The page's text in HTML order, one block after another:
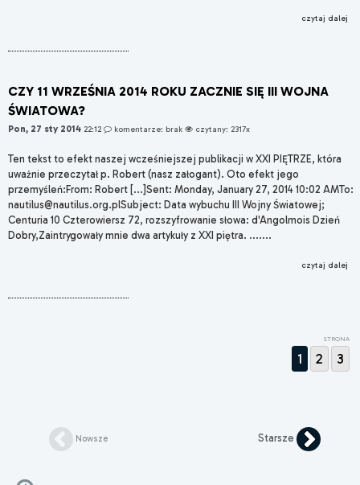
czytaj dalej
CZY 11 WRZEŚNIA 2014 ROKU ZACZNIE SIĘ III WOJNA
ŚWIATOWA?
Pon, 27 sty 2014 22:12 komentarze: brak czytany: 2317x
Ten tekst to efekt naszej wcześniejszej publikacji w XXI PIĘTRZE, która
uważnie przeczytał p. Robert (nasz załogant). Oto efekt jego
przemyśleń:From: Robert [...]Sent: Monday, January 27, 2014 10:02 AMTo:
nautilus@nautilus.org.plSubject: Data wybuchu III Wojny Światowej;
Centuria 10 Czterowiersz 72, rozszyfrowanie słowa: d'Angolmois Dzień
Dobry,Zaintrygowały mnie dwa artykuły z XXI piętra. .......
czytaj dalej
STRONA
1 2 3
Nowsze Starsze